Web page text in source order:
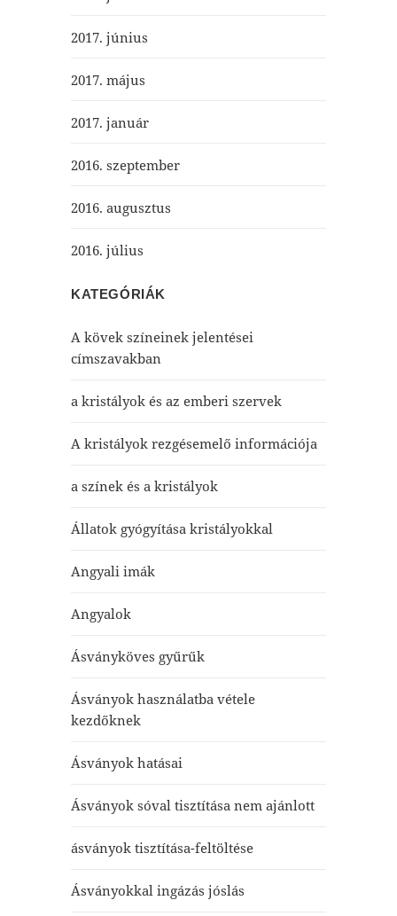
2017. június
2017. május
2017. január
2016. szeptember
2016. augusztus
2016. július
KATEGÓRIÁK
A kövek színeinek jelentései
címszavakban
a kristályok és az emberi szervek
A kristályok rezgésemelő információja
a színek és a kristályok
Állatok gyógyítása kristályokkal
Angyali imák
Angyalok
Ásványköves gyűrűk
Ásványok használatba vétele
kezdőknek
Ásványok hatásai
Ásványok sóval tisztítása nem ajánlott
ásványok tisztítása-feltöltése
Ásványokkal ingázás jóslás